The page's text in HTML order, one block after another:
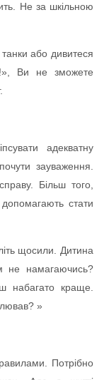
Не за шкільною
або дивитеся
Ви не зможете
адекватну
зауваження.
Більш того,
стати
щосили. Дитина
не намагаючись?
набагато краще.
»
Потрібно